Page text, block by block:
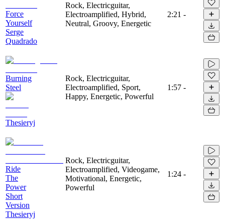
Force
Yourself
Serge
Quadrado
Rock, Electricguitar,
Electroamplified, Hybrid,
Neutral, Groovy, Energetic
2:21 -
Burning
Steel
Thesieryj
Rock, Electricguitar,
Electroamplified, Sport,
Happy, Energetic, Powerful
1:57 -
Ride
The
Power
Short
Version
Thesieryj
Rock, Electricguitar,
Electroamplified, Videogame,
Motivational, Energetic,
Powerful
1:24 -